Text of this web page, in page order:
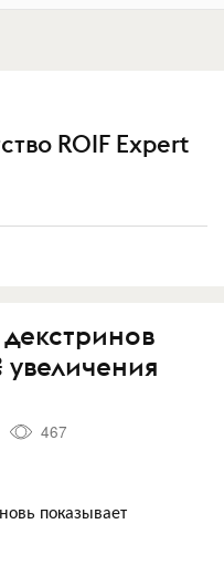
ROIF Expert
увеличения
467
показывает